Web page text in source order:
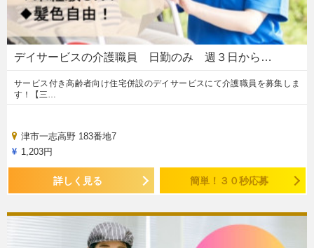
デイサービスの介護職員 日勤のみ 週３日から…
サービス付き高齢者向け住宅併設のデイサービスにて介護職員を募集しま
す！【三…
津市一志高野 183番地7
1,203円
詳しく見る 簡単！３０秒応募